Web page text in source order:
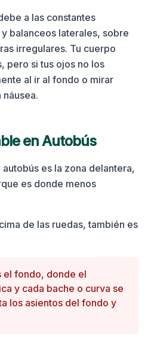
a las constantes
balanceos laterales, sobre
irregulares. Tu cuerpo
pero si tus ojos no los
al ir al fondo o mirar
enAutobús
es la zona delantera,
es donde menos
de las ruedas, también es
el fondo, donde el
y cada bache o curva se
los asientos del fondo y